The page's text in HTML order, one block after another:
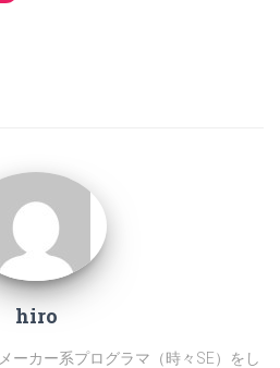
hiro
ーカー系プログラマ（時々SE）をし